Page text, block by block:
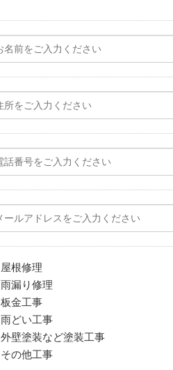
屋根修理
雨漏り修理
板金工事
雨どい工事
外壁塗装など塗装工事
その他工事